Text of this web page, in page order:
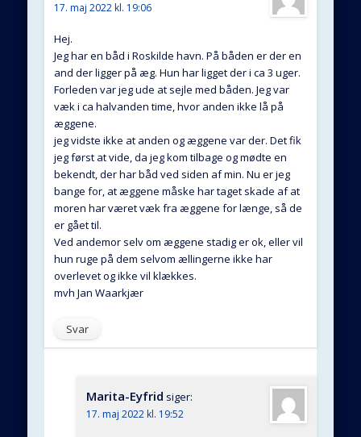
17. maj 2022 kl. 19:06
Hej.
Jeg har en båd i Roskilde havn. På båden er der en
and der ligger på æg. Hun har ligget der i ca 3 uger.
Forleden var jeg ude at sejle med båden. Jeg var
væk i ca halvanden time, hvor anden ikke lå på
æggene.
jeg vidste ikke at anden og æggene var der. Det fik
jeg først at vide, da jeg kom tilbage og mødte en
bekendt, der har båd ved siden af min. Nu er jeg
bange for, at æggene måske har taget skade af at
moren har været væk fra æggene for længe, så de
er gået til.
Ved andemor selv om æggene stadig er ok, eller vil
hun ruge på dem selvom ællingerne ikke har
overlevet og ikke vil klækkes.
mvh Jan Waarkjær
Svar
Marita-Eyfrid siger:
17. maj 2022 kl. 19:52